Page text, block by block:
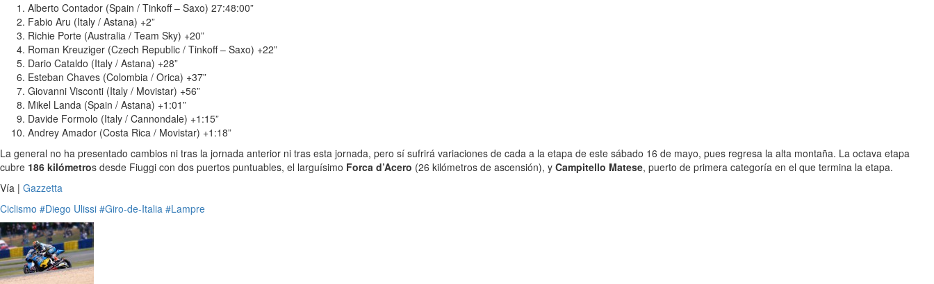
Alberto Contador (Spain / Tinkoff – Saxo) 27:48:00”
Fabio Aru (Italy / Astana) +2”
Richie Porte (Australia / Team Sky) +20”
Roman Kreuziger (Czech Republic / Tinkoff – Saxo) +22”
Dario Cataldo (Italy / Astana) +28”
Esteban Chaves (Colombia / Orica) +37”
Giovanni Visconti (Italy / Movistar) +56”
Mikel Landa (Spain / Astana) +1:01”
Davide Formolo (Italy / Cannondale) +1:15”
Andrey Amador (Costa Rica / Movistar) +1:18”
La general no ha presentado cambios ni tras la jornada anterior ni tras esta jornada, pero sí sufrirá variaciones de cada a la etapa de este sábado 16 de mayo, pues regresa la alta montaña. La octava etapa
cubre 186 kilómetros desde Fiuggi con dos puertos puntuables, el larguísimo Forca d’Acero (26 kilómetros de ascensión), y Campitello Matese, puerto de primera categoría en el que termina la etapa.
Vía | Gazzetta
Ciclismo #Diego Ulissi #Giro-de-Italia #Lampre